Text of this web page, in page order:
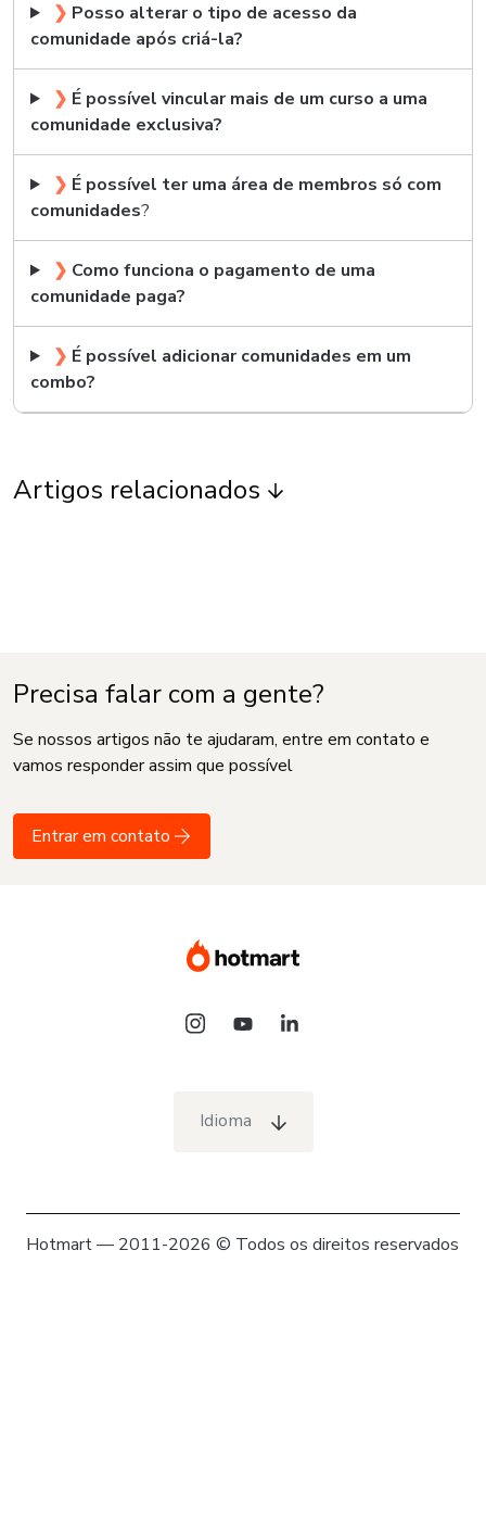
❯ Posso alterar o tipo de acesso da
comunidade após criá-la?
❯ É possível vincular mais de um curso a uma
comunidade exclusiva?
❯ É possível ter uma área de membros só com
comunidades?
❯ Como funciona o pagamento de uma
comunidade paga?
❯ É possível adicionar comunidades em um
combo?
Artigos relacionados
Precisa falar com a gente?
Se nossos artigos não te ajudaram, entre em contato e
vamos responder assim que possível
Entrar em contato
Idioma
Hotmart — 2011-2026 © Todos os direitos reservados